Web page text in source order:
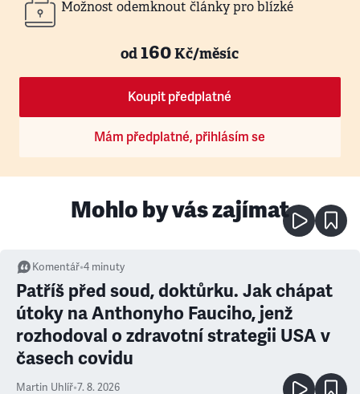
Možnost odemknout články pro blízké
od160Kč/měsíc
Koupit předplatné
Mám předplatné, přihlásím se
Mohlo by vás zajímat
Komentář•4 minuty
Patříš před soud, doktůrku. Jak chápat
útoky na Anthonyho Fauciho, jenž
rozhodoval o zdravotní strategii USA v
časech covidu
Martin Uhlíř•7. 8. 2026